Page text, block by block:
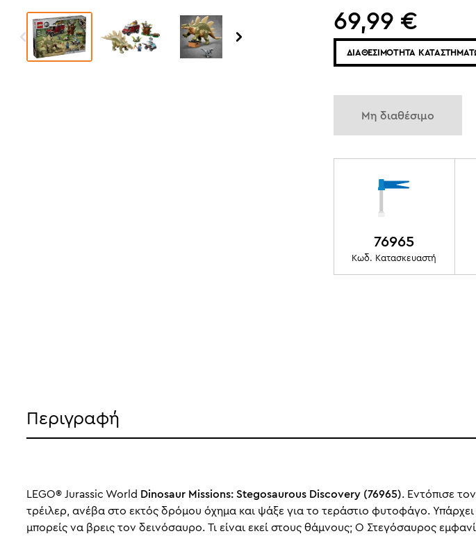
69,99 €
ΔΙΑΘΕΣΙΜΟΤΗΤΑ
Μη διαθέσιμο
76965
Κωδ. Κατασκευαστή
Περιγραφή
LEGO® Jurassic World Dinosaur Missions: Stegosaurous Discovery (76965). Εντόπισε
τρέιλερ, ανέβα στο εκτός δρόμου όχημα και ψάξε για το τεράστιο φυτοφάγο.
μπορείς να βρεις τον δεινόσαυρο. Τι είναι εκεί στους θάμνους; Ο Στεγόσαυρος